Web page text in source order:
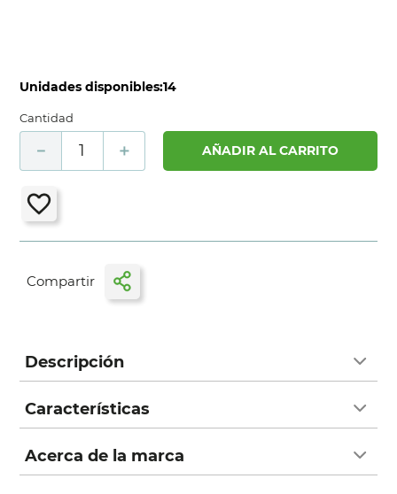
Unidades disponibles:14
Cantidad
＋
－ AÑADIR AL CARRITO
Descripción
Características
Acerca de la marca